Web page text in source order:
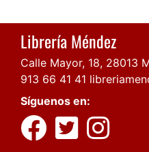
Librería Méndez
Calle Mayor, 18, 28013
913 66 41 41
Síguenos en: